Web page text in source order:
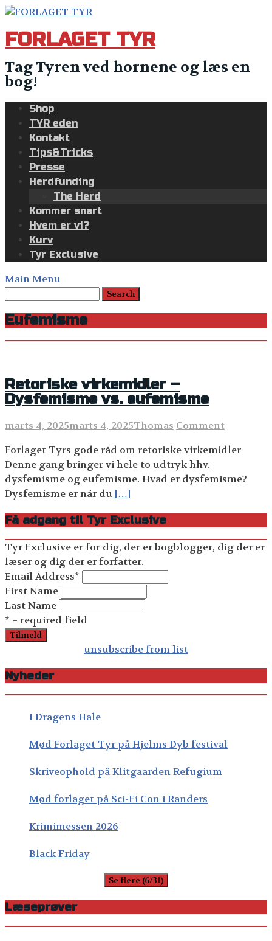
Skip
content
FORLAGET TYR
Tag Tyren ved hornene og læs en
bog!
Shop
TYR eden
Kontakt
Tips&Tricks
Presse
Herdfunding
The Herd
Kommer snart
Hvem er vi?
Kurv
Tyr Exclusive
Main Menu
Eufemisme
Retoriske virkemidler –
Dysfemisme vs. eufemisme
marts 4, 2025marts 4, 2025Thomas Comment
Forlaget Tyrs gode råd om retoriske virkemidler
Denne gang bringer vi hele to udtryk hhv.
dysfemisme og eufemisme. Hvad er dysfemisme?
Dysfemisme er når du […]
Få adgang til Tyr Exclusive
Tyr Exclusive er for dig, der er bogblogger, dig der er
læser og dig der er forfatter.
Email Address*
First Name
Last Name
* = required field
unsubscribe from list
Nyheder
I Dragens Hale
Mød Forlaget Tyr på Hjelms Dyb festival
Skriveophold på Klitgaarden Refugium
Mød forlaget på Sci-Fi Con i Randers
Krimimessen 2026
Black Friday
Se flere (6/31)
Læseprøver